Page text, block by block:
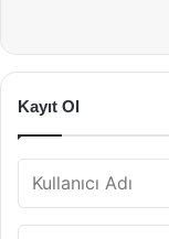
Kayıt Ol